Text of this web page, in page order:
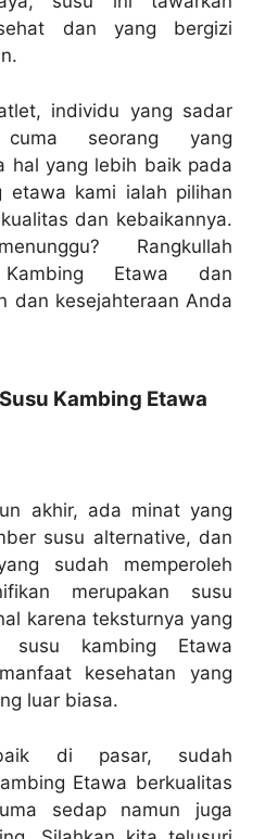
dan yang bergizi
individu yang sadar
seorang yang
hal yang lebih baik pada
etawa kami ialah pilihan
dan kebaikannya.
Rangkullah
Etawa dan
dan kesejahteraan Anda
Kambing Etawa
akhir, ada minat yang
susu alternative, dan
sudah memperoleh
merupakan susu
karena teksturnya yang
kambing Etawa
kesehatan yang
luar biasa.
di pasar, sudah
Etawa berkualitas
sedap namun juga